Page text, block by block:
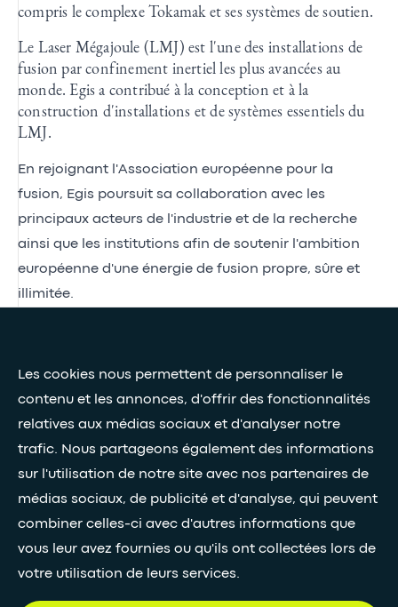
Les cookies nous permettent de personnaliser le
contenu et les annonces, d'offrir des fonctionnalités
relatives aux médias sociaux et d'analyser notre
trafic. Nous partageons également des informations
sur l'utilisation de notre site avec nos partenaires de
médias sociaux, de publicité et d'analyse, qui peuvent
combiner celles-ci avec d'autres informations que
vous leur avez fournies ou qu'ils ont collectées lors de
votre utilisation de leurs services.
compris le complexe Tokamak et ses systèmes de soutien.
Le Laser Mégajoule (LMJ) est l'une des installations de
fusion par confinement inertiel les plus avancées au
monde. Egis a contribué à la conception et à la
construction d'installations et de systèmes essentiels du
LMJ.
En rejoignant l'Association européenne pour la
fusion, Egis poursuit sa collaboration avec les
principaux acteurs de l'industrie et de la recherche
ainsi que les institutions afin de soutenir l'ambition
européenne d'une énergie de fusion propre, sûre et
illimitée.
Nos livres blancs
Restez connectés grâce à notre newsletter
Inscription à la newsletter
SUIVEZ-NOUS•